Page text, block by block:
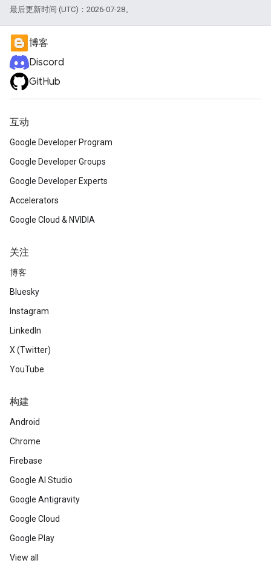
最后更新时间 (UTC)：2026-07-28。
博客
Discord
GitHub
互动
Google Developer Program
Google Developer Groups
Google Developer Experts
Accelerators
Google Cloud & NVIDIA
关注
博客
Bluesky
Instagram
LinkedIn
X (Twitter)
YouTube
构建
Android
Chrome
Firebase
Google AI Studio
Google Antigravity
Google Cloud
Google Play
View all